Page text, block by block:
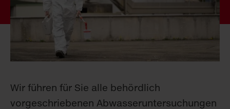
Wir führen für Sie alle behördlich
vorgeschriebenen Abwasseruntersuchungen